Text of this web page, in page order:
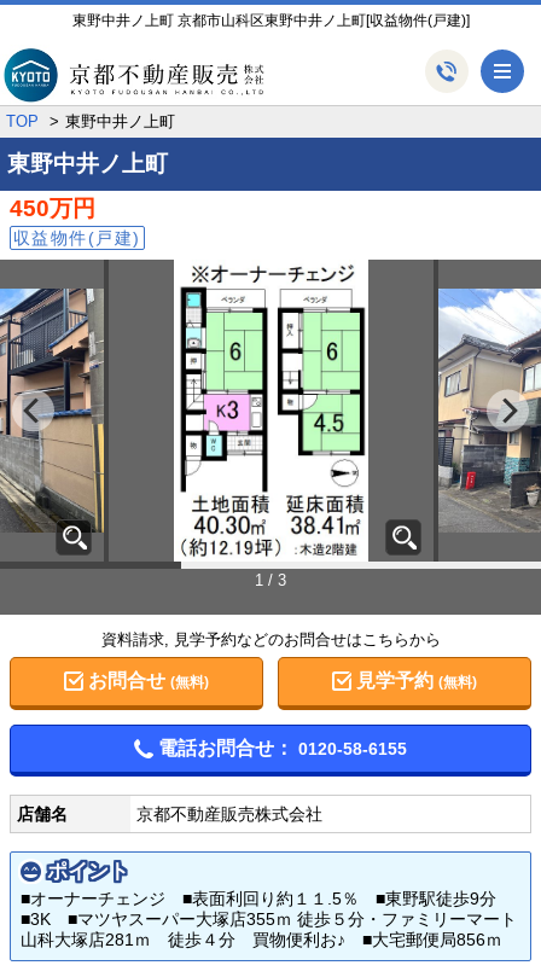
東野中井ノ上町 京都市山科区東野中井ノ上町[収益物件(戸建)]
TOP 東野中井ノ上町
東野中井ノ上町
450万円
収益物件(戸建)
1 / 3
資料請求, 見学予約などのお問合せはこちらから
お問合せ (無料) 見学予約(無料)
電話お問合せ： 0120-58-6155
店舗名 京都不動産販売株式会社
ポイント
■オーナーチェンジ ■表面利回り約１１.5％ ■東野駅徒歩9分
■3K ■マツヤスーパー大塚店355ｍ 徒歩５分・ファミリーマート
山科大塚店281ｍ 徒歩４分 買物便利お♪ ■大宅郵便局856ｍ